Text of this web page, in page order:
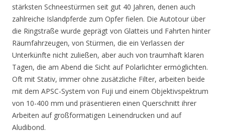
stärksten Schneestürmen seit gut 40 Jahren, denen auch
zahlreiche Islandpferde zum Opfer fielen. Die Autotour über
die Ringstraße wurde geprägt von Glatteis und Fahrten hinter
Räumfahrzeugen, von Stürmen, die ein Verlassen der
Unterkünfte nicht zuließen, aber auch von traumhaft klaren
Tagen, die am Abend die Sicht auf Polarlichter ermöglichten.
Oft mit Stativ, immer ohne zusätzliche Filter, arbeiten beide
mit dem APSC-System von Fuji und einem Objektivspektrum
von 10-400 mm und präsentieren einen Querschnitt ihrer
Arbeiten auf großformatigen Leinendrucken und auf
Aludibond.